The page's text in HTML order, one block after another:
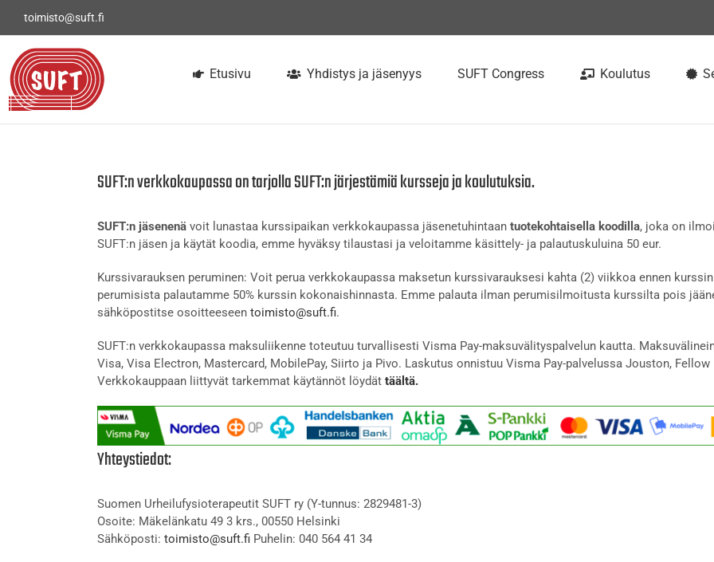
toimisto@suft.fi
Etusivu Yhdistys ja jäsenyys SUFT Congress Koulutus
SUFT:n verkkokaupassa on tarjolla SUFT:n järjestämiä kursseja ja koulutuksia.
SUFT:n jäsenenä voit lunastaa kurssipaikan verkkokaupassa jäsenetuhintaan tuotekohtaisella koodilla, joka on
SUFT:n jäsen ja käytät koodia, emme hyväksy tilaustasi ja veloitamme käsittely- ja palautuskuluina 50 eur.
Kurssivarauksen peruminen: Voit perua verkkokaupassa maksetun kurssivarauksesi kahta (2) viikkoa ennen
perumisista palautamme 50% kurssin kokonaishinnasta. Emme palauta ilman perumisilmoitusta kurssilta pois
sähköpostitse osoitteeseen toimisto@suft.fi.
SUFT:n verkkokaupassa maksuliikenne toteutuu turvallisesti Visma Pay-maksuvälityspalvelun kautta.
Visa, Visa Electron, Mastercard, MobilePay, Siirto ja Pivo. Laskutus onnistuu Visma Pay-palvelussa Jouston,
Verkkokauppaan liittyvät tarkemmat käytännöt löydät täältä.
Yhteystiedot:
Suomen Urheilufysioterapeutit SUFT ry (Y-tunnus: 2829481-3)
Osoite: Mäkelänkatu 49 3 krs., 00550 Helsinki
Sähköposti: toimisto@suft.fi Puhelin: 040 564 41 34